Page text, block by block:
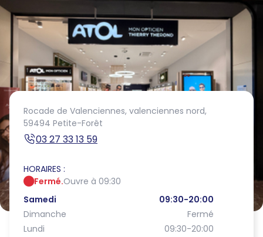
Rocade de Valenciennes, valenciennes nord,
59494 Petite-Forêt
03 27 33 13 59
HORAIRES :
Fermé.Ouvre à 09:30
Samedi
09:30-20:00
Dimanche
Fermé
Lundi
09:30-20:00